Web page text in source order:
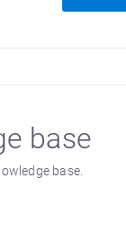
base
base.